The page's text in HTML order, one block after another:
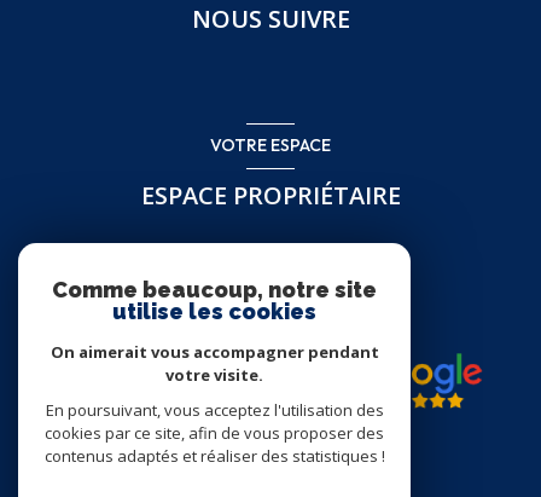
NOUS SUIVRE
VOTRE ESPACE
ESPACE PROPRIÉTAIRE
Comme beaucoup, notre site
utilise les cookies
On aimerait vous accompagner pendant
votre visite.
En poursuivant, vous acceptez l'utilisation des
cookies par ce site, afin de vous proposer des
contenus adaptés et réaliser des statistiques !